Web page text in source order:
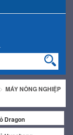
MÁY NÔNG NGHIỆP
Dragon